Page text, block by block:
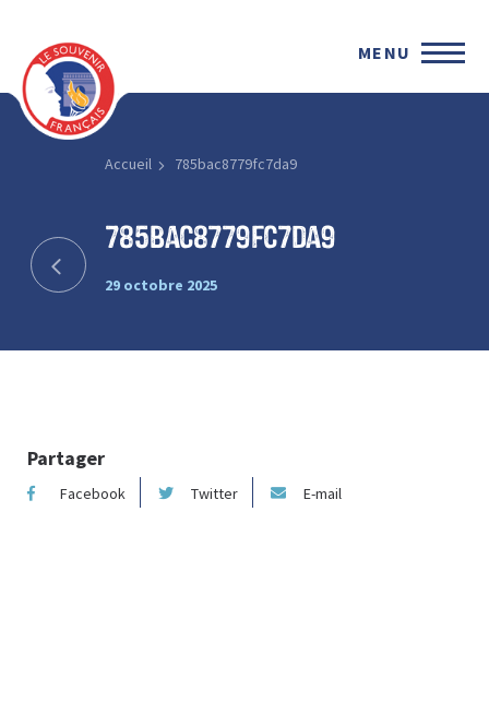
MENU
Accueil 785bac8779fc7da9
785bac8779fc7da9
29 octobre 2025
Partager
Facebook Twitter E-mail